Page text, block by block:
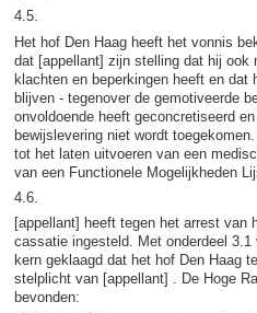
4.5.
Het hof Den Haag heeft het vonnis
dat [appellant] zijn stelling dat hij ook
klachten en beperkingen heeft en dat
blijven - tegenover de gemotiveerde
onvoldoende heeft geconcretiseerd
bewijslevering niet wordt
tot het laten uitvoeren van een
van een Functionele Mogelijkheden
4.6.
[appellant] heeft tegen het arrest van
cassatie ingesteld. Met onderdeel
kern geklaagd dat het hof Den Haag
stelplicht van [appellant] . De Hoge
bevonden: